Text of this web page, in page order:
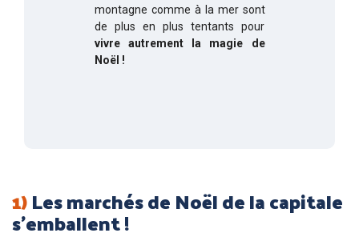
montagne comme à la mer sont
de plus en plus tentants pour
vivre autrement la magie de
Noël !
1)Les marchés de Noël de la capitale
s’emballent !